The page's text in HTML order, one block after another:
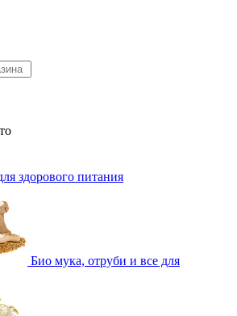
здорового питания
Био мука, отруби и все для